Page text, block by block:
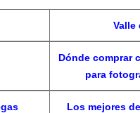
Valle
Dónde comprar
para
Los mejores